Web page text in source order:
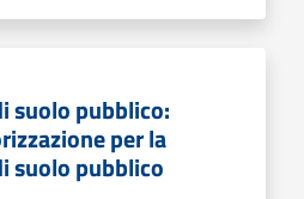
suolo pubblico:
per la
suolo pubblico